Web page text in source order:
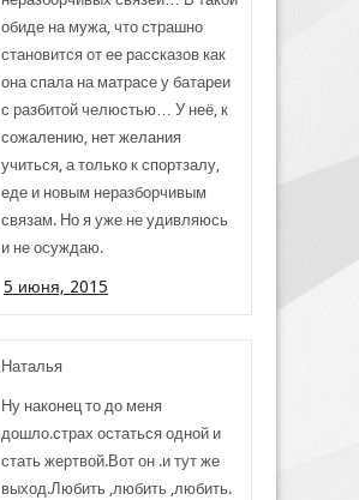
обиде на мужа, что страшно
становится от ее рассказов как
она спала на матрасе у батареи
с разбитой челюстью… У неё, к
сожалению, нет желания
учиться, а только к спортзалу,
еде и новым неразборчивым
связам. Но я уже не удивляюсь
и не осуждаю.
5 июня, 2015
Наталья
Ну наконец то до меня
дошло.страх остаться одной и
стать жертвой.Вот он .и тут же
выход.Любить ,любить ,любить.